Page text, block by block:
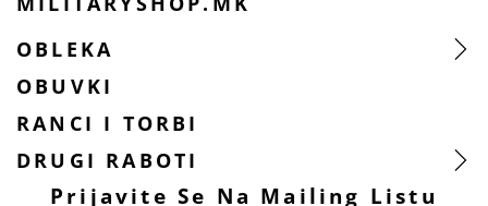
OBLEKA
OBUVKI
RANCI I TORBI
DRUGI RABOTI
Prijavite Se Na Mailing Listu